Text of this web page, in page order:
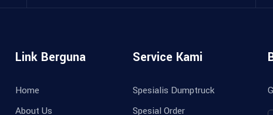
Link Berguna
Home
About Us
Service Kami
Spesialis Dumptruck
Spesial Order